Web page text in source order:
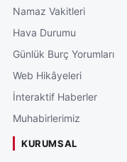
Namaz Vakitleri
Hava Durumu
Günlük Burç Yorumları
Web Hikâyeleri
İnteraktif Haberler
Muhabirlerimiz
KURUMSAL